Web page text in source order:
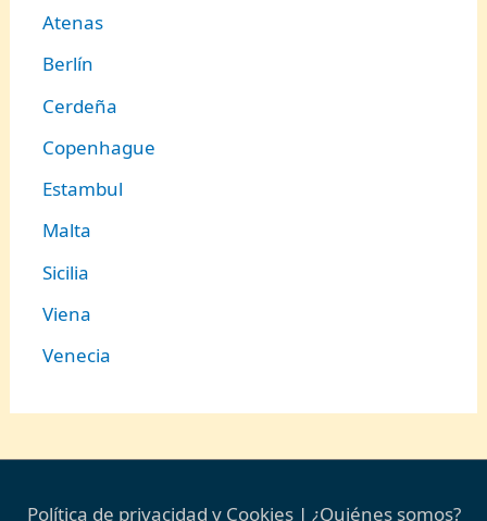
Atenas
Berlín
Cerdeña
Copenhague
Estambul
Malta
Sicilia
Viena
Venecia
Política de privacidad y Cookies| ¿Quiénes somos?